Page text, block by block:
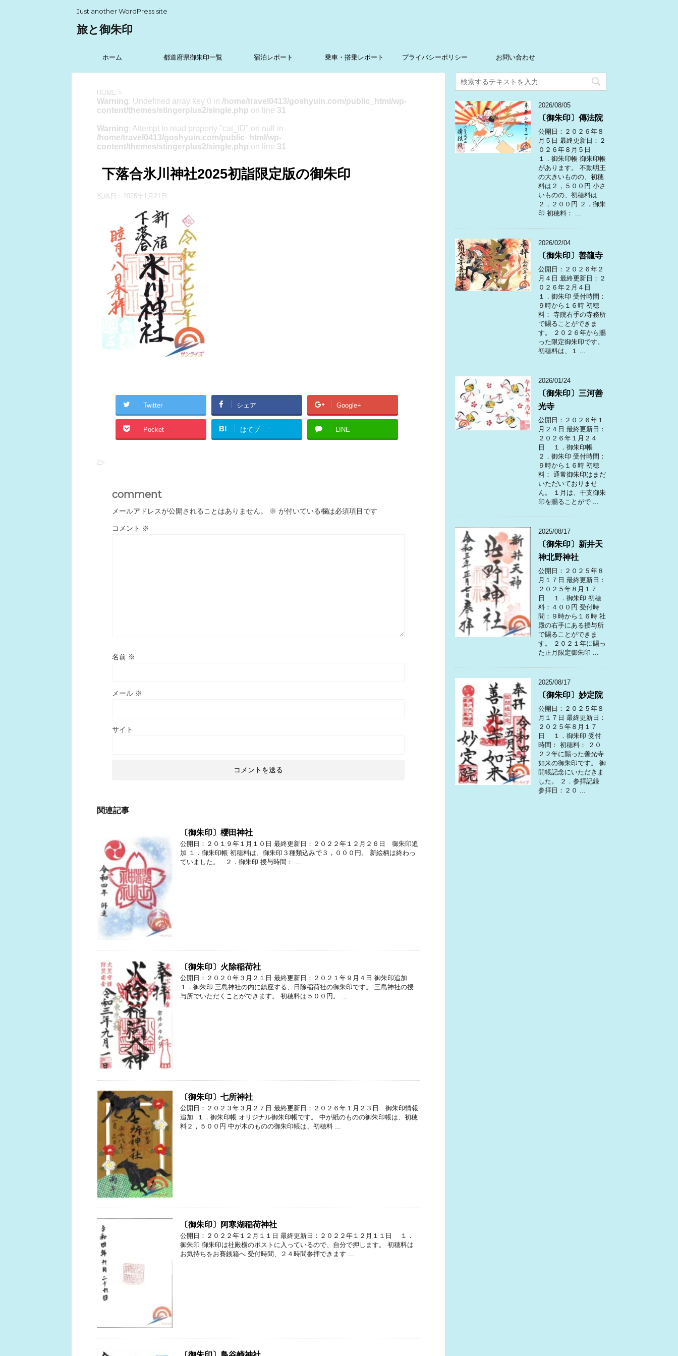
Just another WordPress site
旅と御朱印
ホーム 都道府県御朱印一覧 宿泊レポート 乗車・搭乗レポート プライバシーポリシー お問い合わせ
HOME >
Warning: Undefined array key 0 in /home/travel0413/goshyuin.com/public_html/wp-
content/themes/stingerplus2/single.php on line 31
Warning: Attempt to read property "cat_ID" on null in
/home/travel0413/goshyuin.com/public_html/wp-
content/themes/stingerplus2/single.php on line 31
下落合氷川神社2025初詣限定版の御朱印
投稿日： 2025年1月21日
Twitter シェア Google+
Pocket B! はてブ LINE
-
comment
メールアドレスが公開されることはありません。 ※ が付いている欄は必須項目です
コメント ※
名前 ※
メール ※
サイト
関連記事
〔御朱印〕櫻田神社
公開日：２０１９年１月１０日 最終更新日：２０２２年１２月２６日 御朱印追
加 １．御朱印帳 初穂料は、御朱印３種類込みで３，０００円。 新絵柄は終わっ
ていました。 ２．御朱印 授与時間： ...
〔御朱印〕火除稲荷社
公開日：２０２０年３月２１日 最終更新日：２０２１年９月４日 御朱印追加
１．御朱印 三島神社の内に鎮座する、日除稲荷社の御朱印です。 三島神社の授
与所でいただくことができます。 初穂料は５００円。 ...
〔御朱印〕七所神社
公開日：２０２３年３月２７日 最終更新日：２０２６年１月２３日 御朱印情報
追加 １．御朱印帳 オリジナル御朱印帳です。 中が紙のものの御朱印帳は、初穂
料２，５００円 中が木のものの御朱印帳は、初穂料 ...
〔御朱印〕阿寒湖稲荷神社
公開日：２０２２年１２月１１日 最終更新日：２０２２年１２月１１日 １．
御朱印 御朱印は社殿横のポストに入っているので、自分で押します。 初穂料は
お気持ちをお賽銭箱へ 受付時間、２４時間参拝できます ...
2026/08/05
〔御朱印〕傳法院
公開日：２０２６年８
月５日 最終更新日：２
０２６年８月５日
１．御朱印帳 御朱印帳
があります。 不動明王
の大きいものの、初穂
料は２，５００円 小さ
いものの、初穂料は
２，２００円 ２．御朱
印 初穂料： ...
2026/02/04
〔御朱印〕善龍寺
公開日：２０２６年２
月４日 最終更新日：２
０２６年２月４日
１．御朱印 受付時間：
９時から１６時 初穂
料： 寺院右手の寺務所
で賜ることができま
す。 ２０２６年から賜
った限定御朱印です。
初穂料は、１ ...
2026/01/24
〔御朱印〕三河善
光寺
公開日：２０２６年１
月２４日 最終更新日：
２０２６年１月２４
日 １．御朱印帳
２．御朱印 受付時間：
９時から１６時 初穂
料： 通常御朱印はまだ
いただいておりませ
ん。 １月は、干支御朱
印を賜ることがで ...
2025/08/17
〔御朱印〕新井天
神北野神社
公開日：２０２５年８
月１７日 最終更新日：
２０２５年８月１７
日 １．御朱印 初穂
料：４００円 受付時
間：９時から１６時 社
殿の右手にある授与所
で賜ることができま
す。 ２０２１年に賜っ
た正月限定御朱印 ...
2025/08/17
〔御朱印〕妙定院
公開日：２０２５年８
月１７日 最終更新日：
２０２５年８月１７
日 １．御朱印 受付
時間： 初穂料： ２０
２２年に賜った善光寺
如来の御朱印です。 御
開帳記念にいただきま
した。 ２．参拝記録
参拝日：２０ ...